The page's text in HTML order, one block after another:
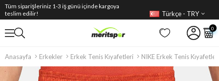
Tüm siparişleriniz 1-3 iş günü içinde kargoya
teslim edilir!
Türkçe - TRY
0
Anasayfa Erkekler Erkek Tenis Kıyafetleri NIKE Erkek Tenis Kıyafetleri